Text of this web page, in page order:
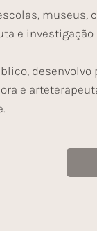
e investigação
e